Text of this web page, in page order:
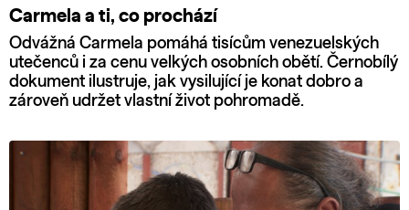
Carmela a ti, co prochází
Odvážná Carmela pomáhá tisícům venezuelských
utečenců i za cenu velkých osobních obětí. Černobílý
dokument ilustruje, jak vysilující je konat dobro a
zároveň udržet vlastní život pohromadě.